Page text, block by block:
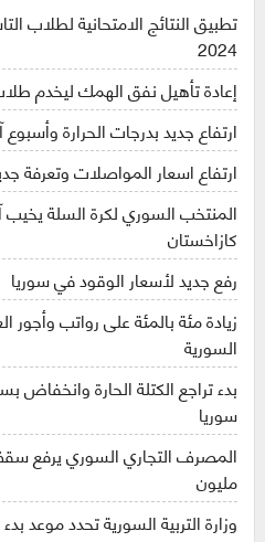
تطبيق النتائج الامتحانية لطلاب
2024
إعادة تأهيل نفق الهمك ليخدم
ارتفاع جديد بدرجات الحرارة
ارتفاع اسعار المواصلات وتعرفة
المنتخب السوري لكرة السلة
كازاخستان
رفع جديد لأسعار الوقود في سوريا
زيادة مئة بالمئة على رواتب وأجور
السورية
بدء تراجع الكتلة الحارة
سوريا
مليون
وزارة التربية السورية تحدد موعد بدء العام